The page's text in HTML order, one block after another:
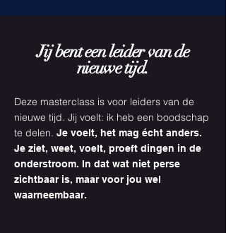
Jij bent een leider van de
nieuwe tijd.
Deze masterclass is voor leiders van de
nieuwe tijd. Jij voelt: ik heb een boodschap
te delen. Je voelt, het mag écht anders.
Je ziet, weet, voelt, proeft dingen in de
onderstroom. In dat wat niet perse
zichtbaar is, maar voor jou wel
waarneembaar.